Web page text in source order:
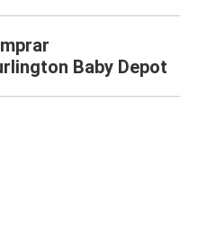
Baby Depot